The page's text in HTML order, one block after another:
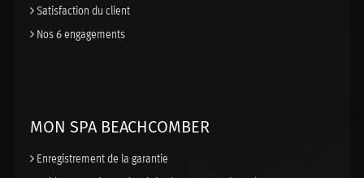
Satisfaction du client
Nos 6 engagements
MON SPA BEACHCOMBER
Enregistrement de la garantie